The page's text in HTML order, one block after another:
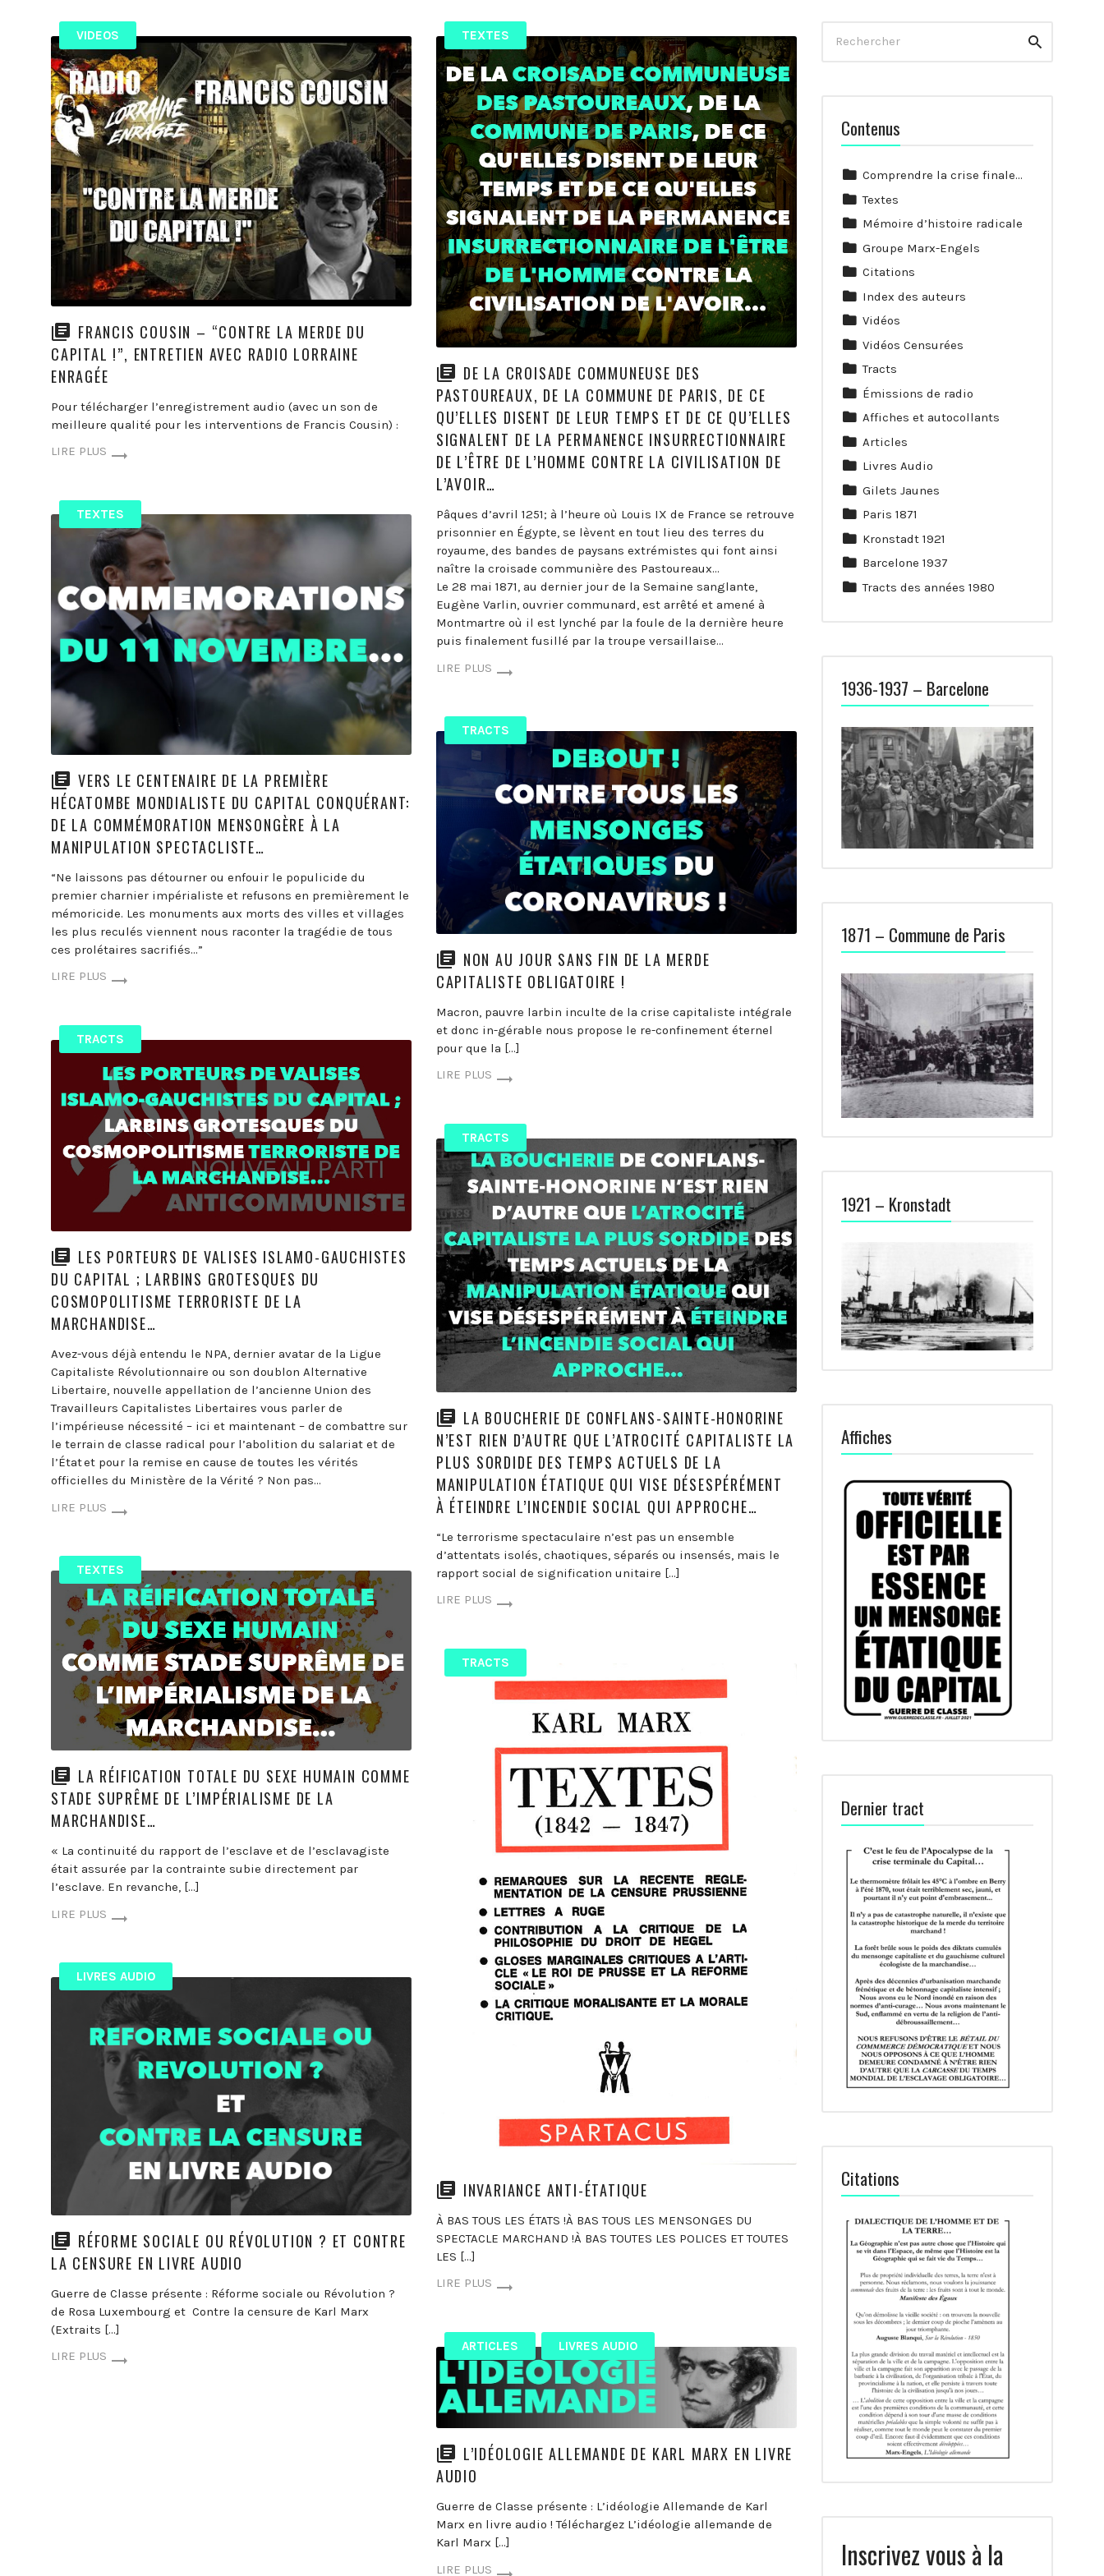
VIDEOS
FRANCIS COUSIN – “CONTRE LA MERDE DU
CAPITAL !”, ENTRETIEN AVEC RADIO LORRAINE
ENRAGÉE
Pour télécharger l’enregistrement audio (avec un son de
meilleure qualité pour les interventions de Francis Cousin) :
LIRE PLUS
TEXTES
DE LA CROISADE COMMUNEUSE DES
PASTOUREAUX, DE LA COMMUNE DE PARIS, DE CE
QU’ELLES DISENT DE LEUR TEMPS ET DE CE QU’ELLES
SIGNALENT DE LA PERMANENCE INSURRECTIONNAIRE
DE L’ÊTRE DE L’HOMME CONTRE LA CIVILISATION DE
L’AVOIR…
Pâques d’avril 1251; à l’heure où Louis IX de France se retrouve
prisonnier en Égypte, se lèvent en tout lieu des terres du
royaume, des bandes de paysans extrémistes qui font ainsi
naître la croisade communière des Pastoureaux…
Le 28 mai 1871, au dernier jour de la Semaine sanglante,
Eugène Varlin, ouvrier communard, est arrêté et amené à
Montmartre où il est lynché par la foule de la dernière heure
puis finalement fusillé par la troupe versaillaise…
LIRE PLUS
TEXTES
VERS LE CENTENAIRE DE LA PREMIÈRE
HÉCATOMBE MONDIALISTE DU CAPITAL CONQUÉRANT:
DE LA COMMÉMORATION MENSONGÈRE À LA
MANIPULATION SPECTACLISTE…
“Ne laissons pas détourner ou enfouir le populicide du
premier charnier impérialiste et refusons en premièrement le
mémoricide. Les monuments aux morts des villes et villages
les plus reculés viennent nous raconter la tragédie de tous
ces prolétaires sacrifiés…”
LIRE PLUS
TRACTS
NON AU JOUR SANS FIN DE LA MERDE
CAPITALISTE OBLIGATOIRE !
Macron, pauvre larbin inculte de la crise capitaliste intégrale
et donc in-gérable nous propose le re-confinement éternel
pour que la […]
LIRE PLUS
TRACTS
LES PORTEURS DE VALISES ISLAMO-GAUCHISTES
DU CAPITAL ; LARBINS GROTESQUES DU
COSMOPOLITISME TERRORISTE DE LA
MARCHANDISE…
Avez-vous déjà entendu le NPA, dernier avatar de la Ligue
Capitaliste Révolutionnaire ou son doublon Alternative
Libertaire, nouvelle appellation de l’ancienne Union des
Travailleurs Capitalistes Libertaires vous parler de
l’impérieuse nécessité – ici et maintenant – de combattre sur
le terrain de classe radical pour l’abolition du salariat et de
l’État et pour la remise en cause de toutes les vérités
officielles du Ministère de la Vérité ? Non pas…
LIRE PLUS
TRACTS
LA BOUCHERIE DE CONFLANS-SAINTE-HONORINE
N’EST RIEN D’AUTRE QUE L’ATROCITÉ CAPITALISTE LA
PLUS SORDIDE DES TEMPS ACTUELS DE LA
MANIPULATION ÉTATIQUE QUI VISE DÉSESPÉRÉMENT
À ÉTEINDRE L’INCENDIE SOCIAL QUI APPROCHE…
“Le terrorisme spectaculaire n’est pas un ensemble
d’attentats isolés, chaotiques, séparés ou insensés, mais le
rapport social de signification unitaire […]
LIRE PLUS
TEXTES
LA RÉIFICATION TOTALE DU SEXE HUMAIN COMME
STADE SUPRÊME DE L’IMPÉRIALISME DE LA
MARCHANDISE…
« La continuité du rapport de l’esclave et de l’esclavagiste
était assurée par la contrainte subie directement par
l’esclave. En revanche, […]
LIRE PLUS
TRACTS
INVARIANCE ANTI-ÉTATIQUE
À BAS TOUS LES ÉTATS !À BAS TOUS LES MENSONGES DU
SPECTACLE MARCHAND !À BAS TOUTES LES POLICES ET TOUTES
LES […]
LIRE PLUS
LIVRES AUDIO
RÉFORME SOCIALE OU RÉVOLUTION ? ET CONTRE
LA CENSURE EN LIVRE AUDIO
Guerre de Classe présente : Réforme sociale ou Révolution ?
de Rosa Luxembourg et Contre la censure de Karl Marx
(Extraits […]
LIRE PLUS
ARTICLES LIVRES AUDIO
L’IDÉOLOGIE ALLEMANDE DE KARL MARX EN LIVRE
AUDIO
Guerre de Classe présente : L’idéologie Allemande de Karl
Marx en livre audio ! Téléchargez L’idéologie allemande de
Karl Marx […]
LIRE PLUS
Rechercher
Contenus
Comprendre la crise finale…
Textes
Mémoire d’histoire radicale
Groupe Marx-Engels
Citations
Index des auteurs
Vidéos
Vidéos Censurées
Tracts
Émissions de radio
Affiches et autocollants
Articles
Livres Audio
Gilets Jaunes
Paris 1871
Kronstadt 1921
Barcelone 1937
Tracts des années 1980
1936-1937 – Barcelone
1871 – Commune de Paris
1921 – Kronstadt
Affiches
Dernier tract
Citations
Inscrivez vous à la